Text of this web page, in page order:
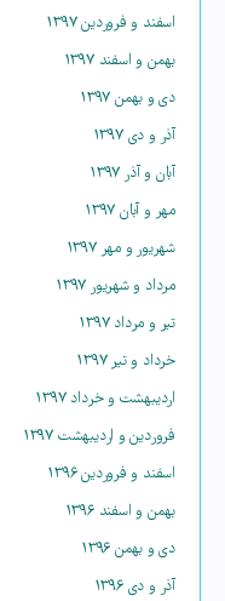
اسفند و فروردین ۱۳۹۷
بهمن و اسفند ۱۳۹۷
دی و بهمن ۱۳۹۷
آذر و دی ۱۳۹۷
آبان و آذر ۱۳۹۷
مهر و آبان ۱۳۹۷
شهریور و مهر ۱۳۹۷
مرداد و شهریور ۱۳۹۷
تیر و مرداد ۱۳۹۷
خرداد و تیر ۱۳۹۷
اردیبهشت و خرداد ۱۳۹۷
فروردین و اردیبهشت ۱۳۹۷
اسفند و فروردین ۱۳۹۶
بهمن و اسفند ۱۳۹۶
دی و بهمن ۱۳۹۶
آذر و دی ۱۳۹۶